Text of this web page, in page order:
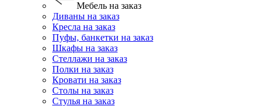
Мебель на заказ
Диваны на заказ
Кресла на заказ
Пуфы, банкетки на заказ
Шкафы на заказ
Стеллажи на заказ
Полки на заказ
Кровати на заказ
Столы на заказ
Стулья на заказ